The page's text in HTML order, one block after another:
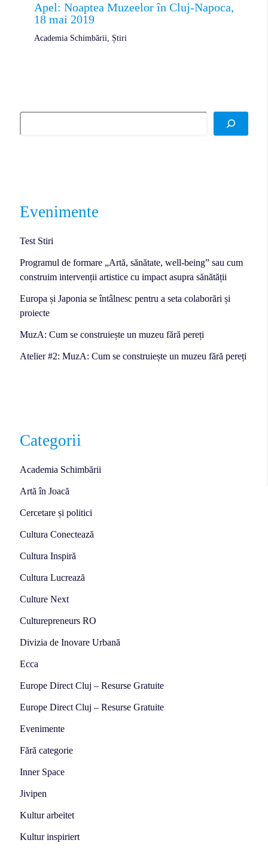
Apel: Noaptea Muzeelor în Cluj-Napoca,
18 mai 2019
Academia Schimbării Știri
Evenimente
Test Stiri
Programul de formare „Artă, sănătate, well-being” sau cum
construim intervenții artistice cu impact asupra sănătății
Europa și Japonia se întâlnesc pentru a seta colaborări și
proiecte
MuzA: Cum se construiește un muzeu fără pereți
Atelier #2: MuzA: Cum se construiește un muzeu fără pereți
Categorii
Academia Schimbării
Artă în Joacă
Cercetare și politici
Cultura Conectează
Cultura Inspiră
Cultura Lucrează
Culture Next
Culturepreneurs RO
Divizia de Inovare Urbană
Ecca
Europe Direct Cluj – Resurse Gratuite
Europe Direct Cluj – Resurse Gratuite
Evenimente
Fără categorie
Inner Space
Jivipen
Kultur arbeitet
Kultur inspiriert